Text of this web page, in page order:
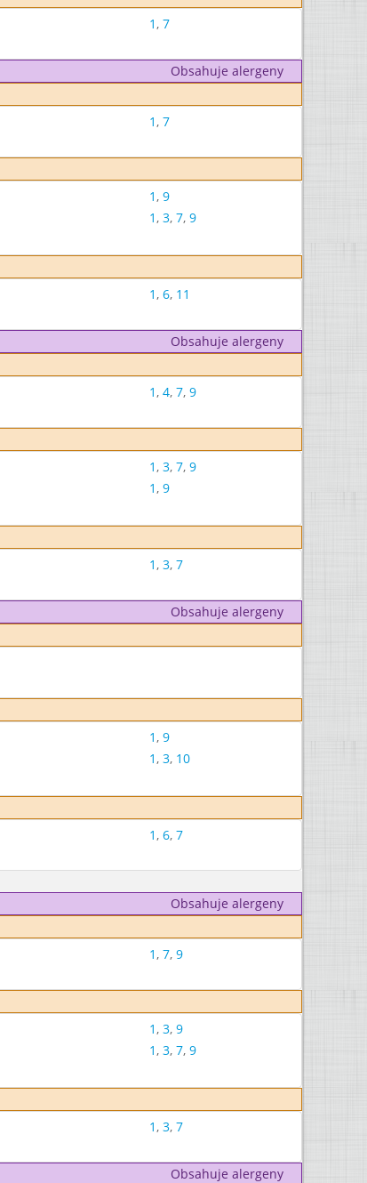
1, 7
Obsahuje alergeny
1, 7
1, 9
1, 3, 7, 9
1, 6, 11
Obsahuje alergeny
1, 4, 7, 9
1, 3, 7, 9
1, 9
1, 3, 7
Obsahuje alergeny
1, 9
1, 3, 10
1, 6, 7
Obsahuje alergeny
1, 7, 9
1, 3, 9
1, 3, 7, 9
1, 3, 7
Obsahuje alergeny